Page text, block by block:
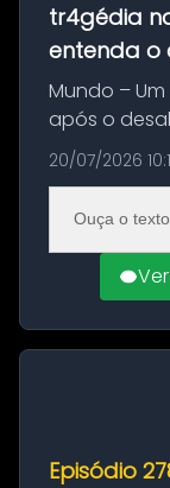
tr4gédia
entenda o
Mundo –
após o
as
Mundo
Ciudad
no...
20/07/2026
Ouça o texto
Episódio